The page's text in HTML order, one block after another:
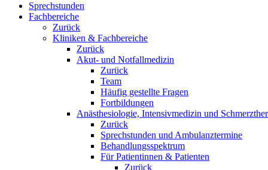
Sprechstunden
Fachbereiche
Zurück
Kliniken & Fachbereiche
Zurück
Akut- und Notfallmedizin
Zurück
Team
Häufig gestellte Fragen
Fortbildungen
Anästhesiologie, Intensivmedizin und
Zurück
Sprechstunden und Ambulanztermine
Behandlungsspektrum
Für Patientinnen & Patienten
Zurück